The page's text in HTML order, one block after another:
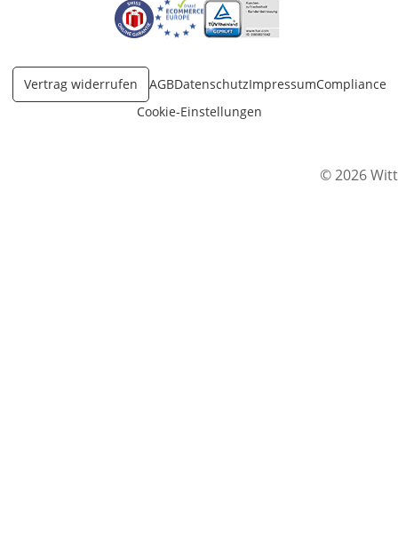
Öffnet in neuem Fenster
Öffnet in neuem Fenster
Öffnet in neuem Fenster
Vertrag widerrufen AGBDatenschutzImpressumCompliance
Cookie-Einstellungen
© 2026 Witt